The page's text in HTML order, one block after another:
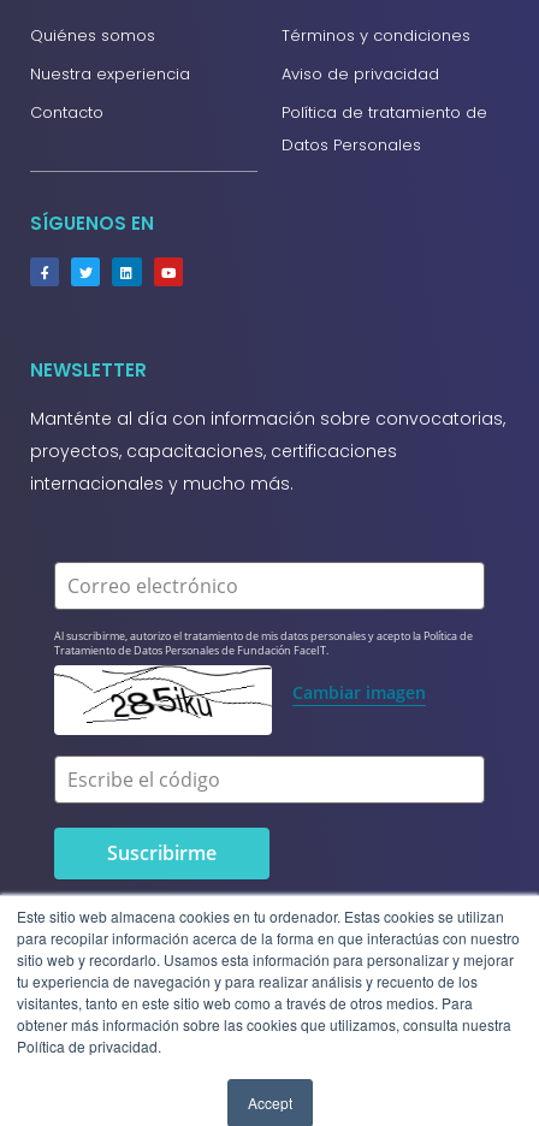
Este sitio web almacena cookies en tu ordenador. Estas cookies se utilizan
para recopilar información acerca de la forma en que interactúas con nuestro
sitio web y recordarlo. Usamos esta información para personalizar y mejorar
tu experiencia de navegación y para realizar análisis y recuento de los
visitantes, tanto en este sitio web como a través de otros medios. Para
obtener más información sobre las cookies que utilizamos, consulta nuestra
Política de privacidad.
Accept
Quiénes somos
Nuestra experiencia
Contacto
SÍGUENOS EN
Términos y condiciones
Aviso de privacidad
Política de tratamiento de
Datos Personales
NEWSLETTER
Manténte al día con información sobre convocatorias,
proyectos, capacitaciones, certificaciones
internacionales y mucho más.
Correo electrónico
Al suscribirme, autorizo el tratamiento de mis datos personales y acepto la Política de
Tratamiento de Datos Personales de Fundación FaceIT.
Cambiar imagen
Escribe el código